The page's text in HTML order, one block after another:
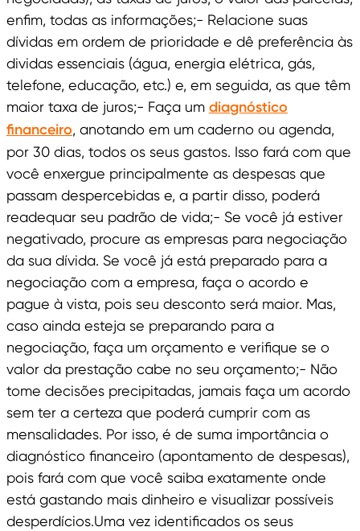
enfim, todas as informações;- Relacione suas
dívidas em ordem de prioridade e dê preferência às
dividas essenciais (água, energia elétrica, gás,
telefone, educação, etc.) e, em seguida, as que têm
maior taxa de juros;- Faça um diagnóstico
financeiro, anotando em um caderno ou agenda,
por 30 dias, todos os seus gastos. Isso fará com que
você enxergue principalmente as despesas que
passam despercebidas e, a partir disso, poderá
readequar seu padrão de vida;- Se você já estiver
negativado, procure as empresas para negociação
da sua dívida. Se você já está preparado para a
negociação com a empresa, faça o acordo e
pague à vista, pois seu desconto será maior. Mas,
caso ainda esteja se preparando para a
negociação, faça um orçamento e verifique se o
valor da prestação cabe no seu orçamento;- Não
tome decisões precipitadas, jamais faça um acordo
sem ter a certeza que poderá cumprir com as
mensalidades. Por isso, é de suma importância o
diagnóstico financeiro (apontamento de despesas),
pois fará com que você saiba exatamente onde
está gastando mais dinheiro e visualizar possíveis
desperdícios.Uma vez identificados os seus